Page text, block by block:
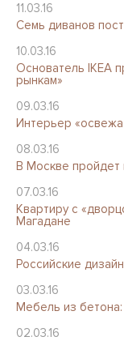
11.03.16
Семь диванов
10.03.16
Основатель IKEA
рынкам»
09.03.16
Интерьер
08.03.16
В Москве пройдет
07.03.16
Квартиру с
Магадане
04.03.16
Российские
03.03.16
Мебель из
02.03.16